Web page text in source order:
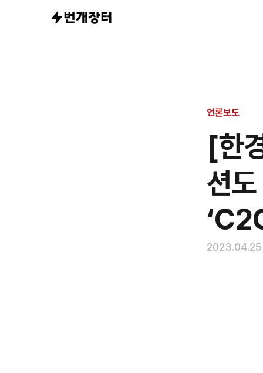
언론보도
[한
션
소비자 관심
2023.04.25